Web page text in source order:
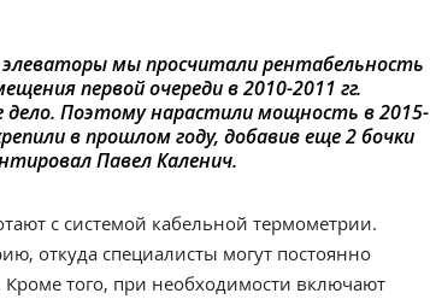
мы просчитали рентабельность
первой очереди в 2010-2011 гг.
дело. Поэтому нарастили мощность в 2015-
в прошлом году, добавив еще 2 бочки
Павел Каленич.
с системой кабельной термометрии.
откуда специалисты могут постоянно
Кроме того, при необходимости включают